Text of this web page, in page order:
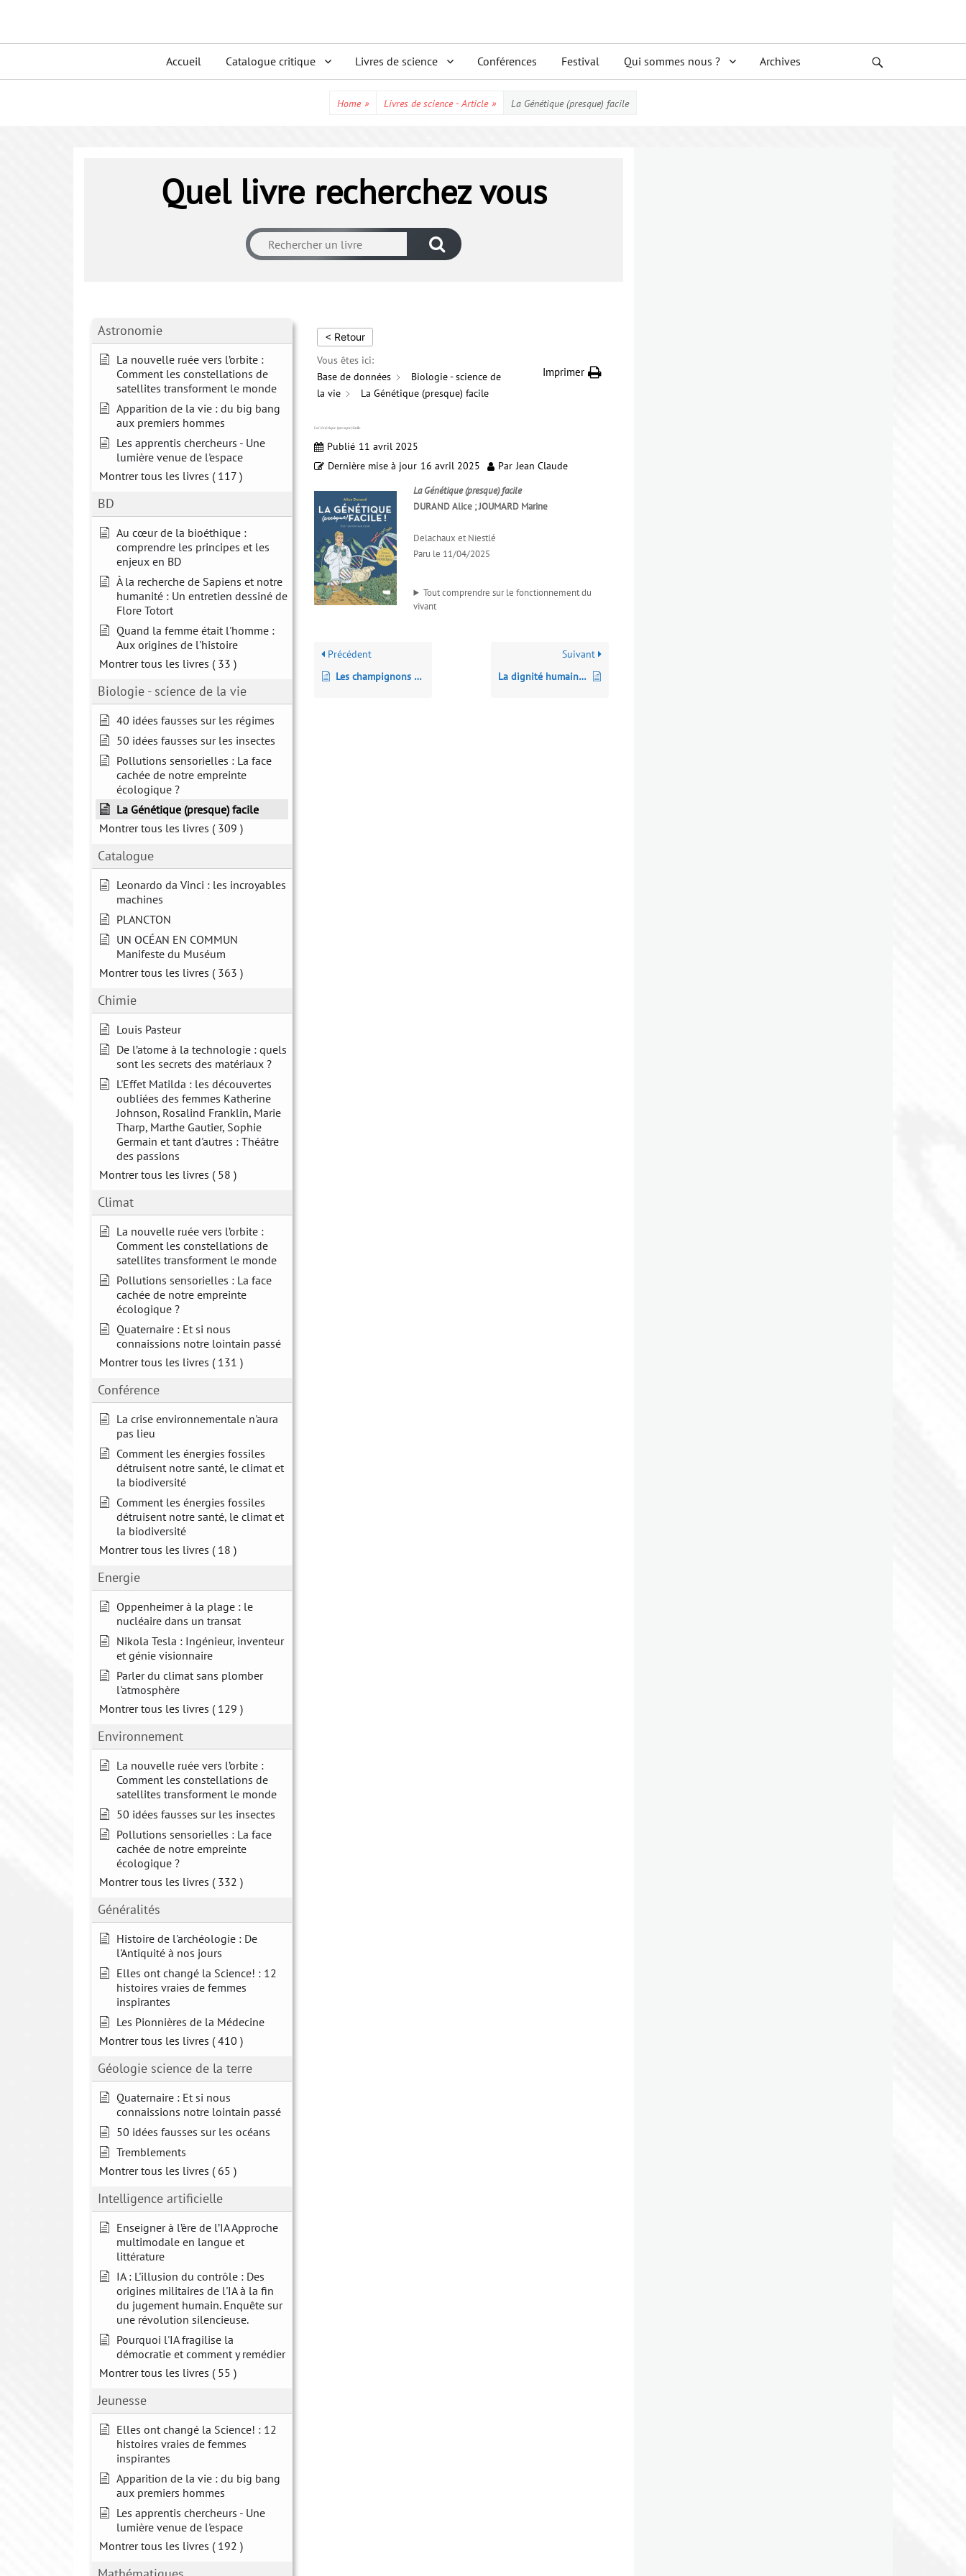
menu
Accueil Catalogue critique Livres de science Conférences Festival Qui sommes nous ? Archives
Home » Livres de science - Article » La Génétique (presque) facile
Quel livre recherchez vous
Astronomie
La nouvelle ruée vers l’orbite :
Comment les constellations de
satellites transforment le monde
Apparition de la vie : du big bang
aux premiers hommes
Les apprentis chercheurs - Une
lumière venue de l'espace
Montrer tous les livres ( 117 )
BD
Au cœur de la bioéthique :
comprendre les principes et les
enjeux en BD
À la recherche de Sapiens et notre
humanité : Un entretien dessiné de
Flore Totort
Quand la femme était l'homme :
Aux origines de l'histoire
Montrer tous les livres ( 33 )
Biologie - science de la vie
40 idées fausses sur les régimes
50 idées fausses sur les insectes
Pollutions sensorielles : La face
cachée de notre empreinte
écologique ?
La Génétique (presque) facile
Montrer tous les livres ( 309 )
Catalogue
Leonardo da Vinci : les incroyables
machines
PLANCTON
UN OCÉAN EN COMMUN
Manifeste du Muséum
Montrer tous les livres ( 363 )
Chimie
Louis Pasteur
De l’atome à la technologie : quels
sont les secrets des matériaux ?
L'Effet Matilda : les découvertes
oubliées des femmes Katherine
Johnson, Rosalind Franklin, Marie
Tharp, Marthe Gautier, Sophie
Germain et tant d'autres : Théâtre
des passions
Montrer tous les livres ( 58 )
Climat
La nouvelle ruée vers l’orbite :
Comment les constellations de
satellites transforment le monde
Pollutions sensorielles : La face
cachée de notre empreinte
écologique ?
Quaternaire : Et si nous
connaissions notre lointain passé
Montrer tous les livres ( 131 )
Conférence
La crise environnementale n'aura
pas lieu
Comment les énergies fossiles
détruisent notre santé, le climat et
la biodiversité
Comment les énergies fossiles
détruisent notre santé, le climat et
la biodiversité
Montrer tous les livres ( 18 )
Energie
Oppenheimer à la plage : le
nucléaire dans un transat
Nikola Tesla : Ingénieur, inventeur
et génie visionnaire
Parler du climat sans plomber
l'atmosphère
Montrer tous les livres ( 129 )
Environnement
La nouvelle ruée vers l’orbite :
Comment les constellations de
satellites transforment le monde
50 idées fausses sur les insectes
Pollutions sensorielles : La face
cachée de notre empreinte
écologique ?
Montrer tous les livres ( 332 )
Généralités
Histoire de l'archéologie : De
l'Antiquité à nos jours
Elles ont changé la Science! : 12
histoires vraies de femmes
inspirantes
Les Pionnières de la Médecine
Montrer tous les livres ( 410 )
Géologie science de la terre
Quaternaire : Et si nous
connaissions notre lointain passé
50 idées fausses sur les océans
Tremblements
Montrer tous les livres ( 65 )
Intelligence artificielle
Enseigner à l’ère de l’IA Approche
multimodale en langue et
littérature
IA : L'illusion du contrôle : Des
origines militaires de l'IA à la fin
du jugement humain. Enquête sur
une révolution silencieuse.
Pourquoi l'IA fragilise la
démocratie et comment y remédier
Montrer tous les livres ( 55 )
Jeunesse
Elles ont changé la Science! : 12
histoires vraies de femmes
inspirantes
Apparition de la vie : du big bang
aux premiers hommes
Les apprentis chercheurs - Une
lumière venue de l'espace
Montrer tous les livres ( 192 )
< Retour
Vous êtes ici:
Base de données
Biologie - science de
la vie
La Génétique (presque) facile
Imprimer
La Génétique (presque) facile
Publié 11 avril 2025
Dernière mise à jour 16 avril 2025 Par Jean Claude
La Génétique (presque) facile
DURAND Alice ; JOUMARD Marine
Delachaux et Niestlé
Paru le 11/04/2025
Tout comprendre sur le fonctionnement du
vivant
Précédent
Les champignons de l’apocalypse
Suivant
La dignité humaine à l’heure de l’IA et des neurosciences